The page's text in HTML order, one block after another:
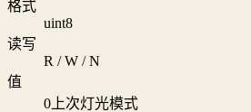
格式
uint8
读写
R / W / N
值
0 上次灯光模式